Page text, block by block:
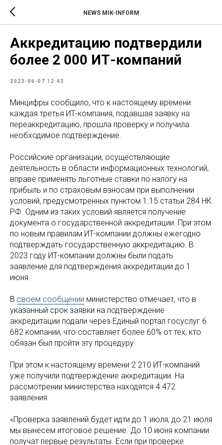
NEWS MIK-INFORM
Аккредитацию подтвердили
более 2 000 ИТ-компаний
2023-06-07 12:43
Минцифры сообщило, что к настоящему времени
каждая третья ИТ-компания, подавшая заявку на
переаккредитацию, прошла проверку и получила
необходимое подтверждение.
Российские организации, осуществляющие
деятельность в области информационных технологий,
вправе применять льготные ставки по налогу на
прибыль и по страховым взносам при выполнении
условий, предусмотренных пунктом 1.15 статьи 284 НК
РФ. Одним из таких условий является получение
документа о государственной аккредитации. При этом
по новым правилам ИТ-компании должны ежегодно
подтверждать государственную аккредитацию. В
2023 году ИТ-компании должны были подать
заявление для подтверждения аккредитации до 1
июня.
В своем сообщении министерство отмечает, что в
указанный срок заявки на подтверждение
аккредитации подали через Единый портал госуслуг 6
682 компании, что составляет более 60% от тех, кто
обязан был пройти эту процедуру.
При этом к настоящему времени 2 210 ИТ-компаний
уже получили подтверждение аккредитации. На
рассмотрении министерства находятся 4 472
заявления.
«Проверка заявлений будет идти до 1 июля, до 21 июля
мы вынесем итоговое решение. До 10 июня компании
получат первые результаты. Если при проверке